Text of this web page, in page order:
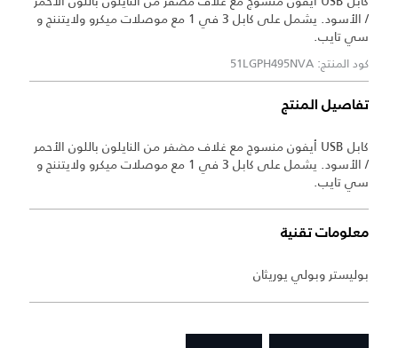
/ الأسود. يشمل على كابل 3 في 1 مع موصلات ميكرو ولايتننج و
سي تايب.
كود المنتج: 51LGPH495NVA
تفاصيل المنتج
كابل USB أيفون منسوج مع غلاف مضفر من النايلون باللون الأحمر
/ الأسود. يشمل على كابل 3 في 1 مع موصلات ميكرو ولايتننج و
سي تايب.
معلومات تقنية
بوليستر وبولي يوريثان